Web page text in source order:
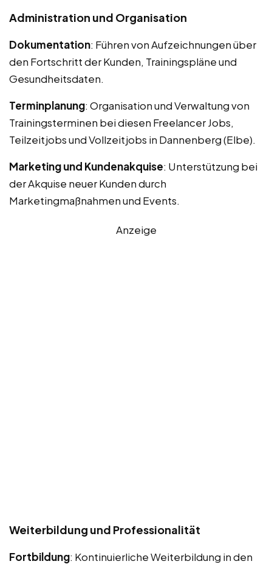
Administration und Organisation
Dokumentation: Führen von Aufzeichnungen über
den Fortschritt der Kunden, Trainingspläne und
Gesundheitsdaten.
Terminplanung: Organisation und Verwaltung von
Trainingsterminen bei diesen Freelancer Jobs,
Teilzeitjobs und Vollzeitjobs in Dannenberg (Elbe).
Marketing und Kundenakquise: Unterstützung bei
der Akquise neuer Kunden durch
Marketingmaßnahmen und Events.
Anzeige
Weiterbildung und Professionalität
Fortbildung: Kontinuierliche Weiterbildung in den